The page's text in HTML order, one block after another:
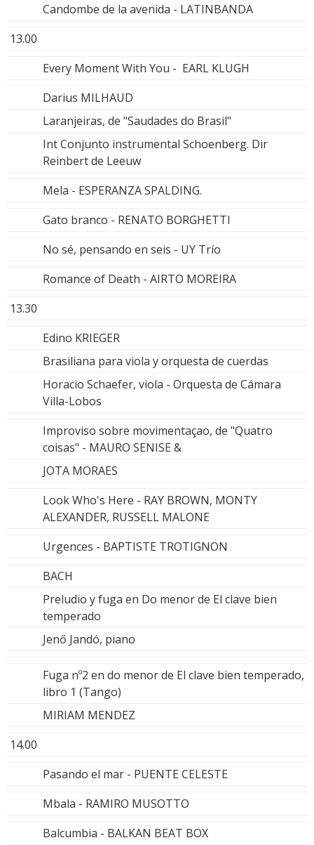
Candombe de la avenida - LATINBANDA
13.00
Every Moment With You - EARL KLUGH
Darius MILHAUD
Laranjeiras, de "Saudades do Brasil"
Int Conjunto instrumental Schoenberg. Dir
Reinbert de Leeuw
Mela - ESPERANZA SPALDING.
Gato branco - RENATO BORGHETTI
No sé, pensando en seis - UY Trío
Romance of Death - AIRTO MOREIRA
13.30
Edino KRIEGER
Brasiliana para viola y orquesta de cuerdas
Horacio Schaefer, viola - Orquesta de Cámara
Villa-Lobos
Improviso sobre movimentaçao, de "Quatro
coisas" - MAURO SENISE &
JOTA MORAES
Look Who's Here - RAY BROWN, MONTY
ALEXANDER, RUSSELL MALONE
Urgences - BAPTISTE TROTIGNON
BACH
Preludio y fuga en Do menor de El clave bien
temperado
Jenő Jandó, piano
Fuga nº2 en do menor de El clave bien temperado,
libro 1 (Tango)
MIRIAM MENDEZ
14.00
Pasando el mar - PUENTE CELESTE
Mbala - RAMIRO MUSOTTO
Balcumbia - BALKAN BEAT BOX